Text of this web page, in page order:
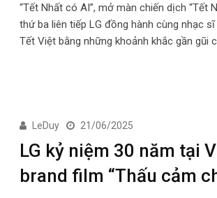
“Tết Nhất có AI”, mở màn chiến dịch “Tết
thứ ba liên tiếp LG đồng hành cùng nhạc
Tết Việt bằng những khoảnh khắc gần gũi
LeDuy 21/06/2025
LG kỷ niệm 30 năm tại
brand film “Thấu cảm